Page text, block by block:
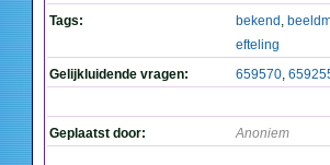
Tags:
bekend ,
efteling
Gelijkluidende vragen:
659570,
Geplaatst door: Anoniem